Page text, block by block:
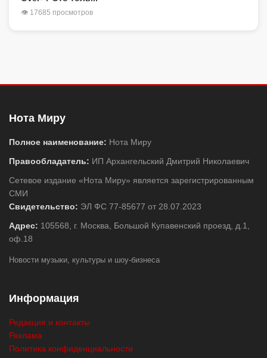
👁 17685 просмотров
Нота Миру
Полное наименование: Нота Миру
Правообладатель: ИП Архангельский Дмитрий Николаевич
Сетевое издание «Нота Миру» является зарегистрированным
СМИ
Свидетельство: ЭЛ ФС 77-85677 от 28.07.2023
Адрес: 105568, г. Москва, Большой Купавенский проезд, д.1,
оф.18
Новости музыки, культуры и шоу-бизнеса
Информация
Редакция и контакты
Реклама
Политика конфиденциальности